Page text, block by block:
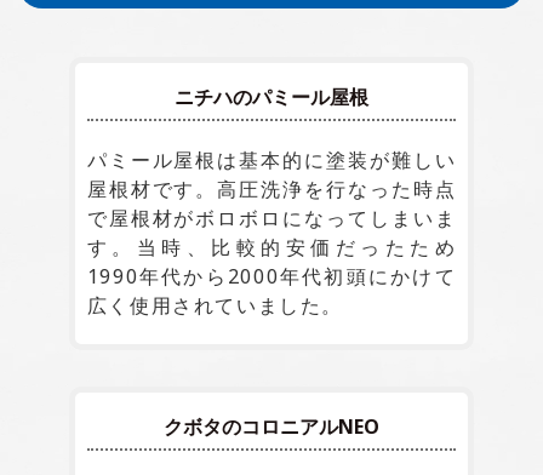
ニチハのパミール屋根
パミール屋根は基本的に塗装が難しい
屋根材です。高圧洗浄を行なった時点
で屋根材がボロボロになってしまいま
す。当時、比較的安価だったため
1990年代から2000年代初頭にかけて
広く使用されていました。
クボタのコロニアルNEO